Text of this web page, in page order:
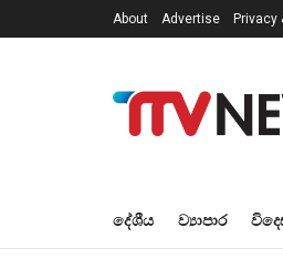
About Advertise Privacy
දේශීය ව්‍යාපාර